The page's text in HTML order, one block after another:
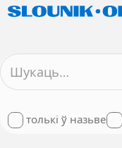
толькі ў назьве